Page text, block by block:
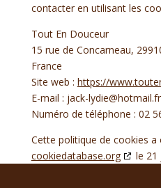
contacter en utilisant les
Tout En Douceur
15 rue de Concarneau,
France
Site web : https://
E-mail : jack-lydie@hotmail.fr
Numéro de téléphone : 02
Cette politique de cookies a
cookiedatabase.org
le 21